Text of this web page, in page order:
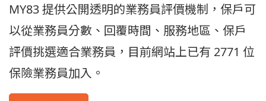
MY83 提供公開透明的業務員評價機制，保戶可
以從業務員分數、回覆時間、服務地區、保戶
評價挑選適合業務員，目前網站上已有 2771 位
保險業務員加入。